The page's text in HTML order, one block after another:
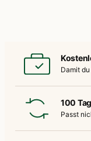
Damit
100
Passt